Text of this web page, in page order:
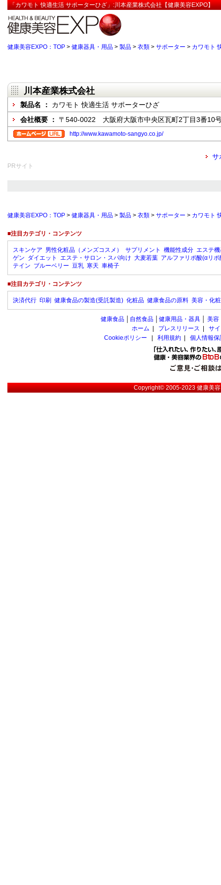
「カワモト 快適生活 サポーターひざ」:川本産業株式会社【健康美容EXPO】
健康美容EXPO：TOP > 健康器具・用品 > 製品 > 衣類 > サポーター > カワモト
川本産業株式会社
製品名 ： カワモト 快適生活 サポーターひざ
会社概要 ： 〒540-0022 大阪府大阪市中央区瓦町2丁目3番10
http://www.kawamoto-sangyo.co.jp/
サ
PRサイト
健康美容EXPO：TOP > 健康器具・用品 > 製品 > 衣類 > サポーター > カワモト
■注目カテゴリ・コンテンツ
スキンケア 男性化粧品（メンズコスメ） サプリメント 機能性成分 エステ
ゲン ダイエット エステ・サロン・スパ向け 大麦若葉 アルファリポ酸(αリポ
テイン ブルーベリー 豆乳 寒天 車椅子
■注目カテゴリ・コンテンツ
決済代行 印刷 健康食品の製造(受託製造) 化粧品 健康食品の原料 美容・化
健康食品 自然食品 健康用品・器具 美容
ホーム
プレスリリース
サ
Cookieポリシー
利用規約 個人情報
Copyright© 2005-2023健康美